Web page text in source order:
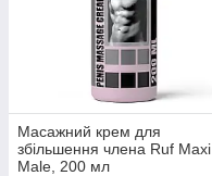
Масажний крем для
збільшення члена Ruf Maxi
Male, 200 мл